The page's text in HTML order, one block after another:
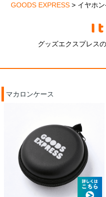
GOODS EXPRESS > イヤホ
グッズエクスプレス
マカロンケース